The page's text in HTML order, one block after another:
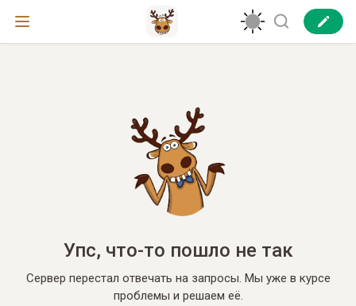
Упс, что-то пошло не так
Сервер перестал отвечать на запросы. Мы уже в курсе
проблемы и решаем её.